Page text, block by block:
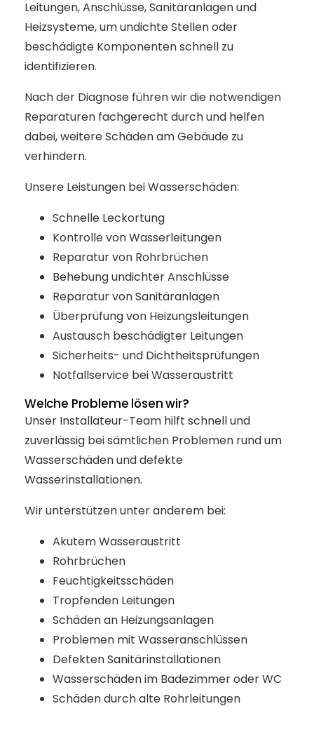
Leitungen, Anschlüsse, Sanitäranlagen und
Heizsysteme, um undichte Stellen oder
beschädigte Komponenten schnell zu
identifizieren.
Nach der Diagnose führen wir die notwendigen
Reparaturen fachgerecht durch und helfen
dabei, weitere Schäden am Gebäude zu
verhindern.
Unsere Leistungen bei Wasserschäden:
Schnelle Leckortung
Kontrolle von Wasserleitungen
Reparatur von Rohrbrüchen
Behebung undichter Anschlüsse
Reparatur von Sanitäranlagen
Überprüfung von Heizungsleitungen
Austausch beschädigter Leitungen
Sicherheits- und Dichtheitsprüfungen
Notfallservice bei Wasseraustritt
Welche Probleme lösen wir?
Unser Installateur-Team hilft schnell und
zuverlässig bei sämtlichen Problemen rund um
Wasserschäden und defekte
Wasserinstallationen.
Wir unterstützen unter anderem bei:
Akutem Wasseraustritt
Rohrbrüchen
Feuchtigkeitsschäden
Tropfenden Leitungen
Schäden an Heizungsanlagen
Problemen mit Wasseranschlüssen
Defekten Sanitärinstallationen
Wasserschäden im Badezimmer oder WC
Schäden durch alte Rohrleitungen